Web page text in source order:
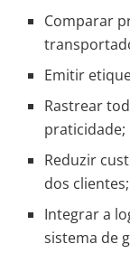
Comparar
Emitir
Rastrear
praticidade;
Reduzir
dos clientes;
Integrar a
sistema de